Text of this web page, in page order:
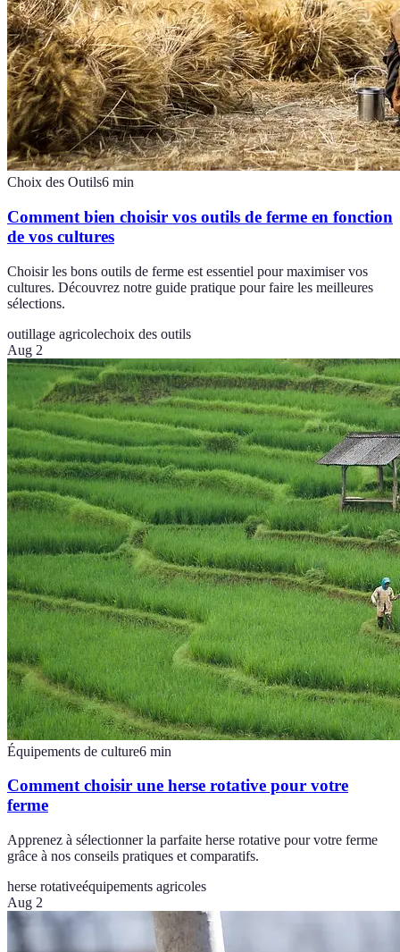
Choix des Outils6 min
Comment bien choisir vos outils de ferme en fonction
de vos cultures
Choisir les bons outils de ferme est essentiel pour maximiser vos
cultures. Découvrez notre guide pratique pour faire les meilleures
sélections.
outillage agricolechoix des outils
Aug 2
Équipements de culture6 min
Comment choisir une herse rotative pour votre
ferme
Apprenez à sélectionner la parfaite herse rotative pour votre ferme
grâce à nos conseils pratiques et comparatifs.
herse rotativeéquipements agricoles
Aug 2